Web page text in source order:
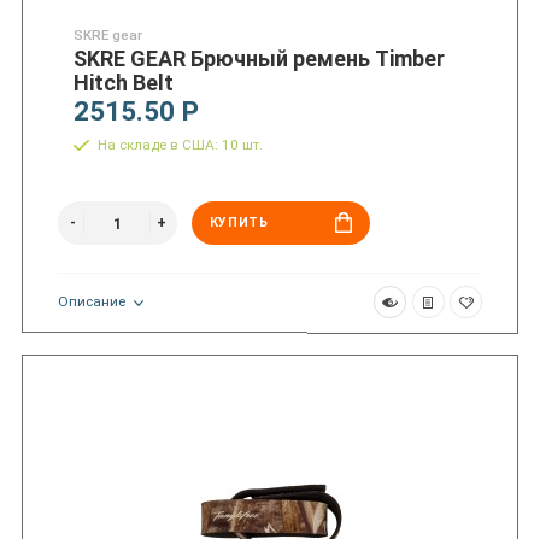
SKRE gear
SKRE GEAR Брючный ремень Timber
Hitch Belt
2515.50 Р
На складе в США: 10 шт.
КУПИТЬ
Описание